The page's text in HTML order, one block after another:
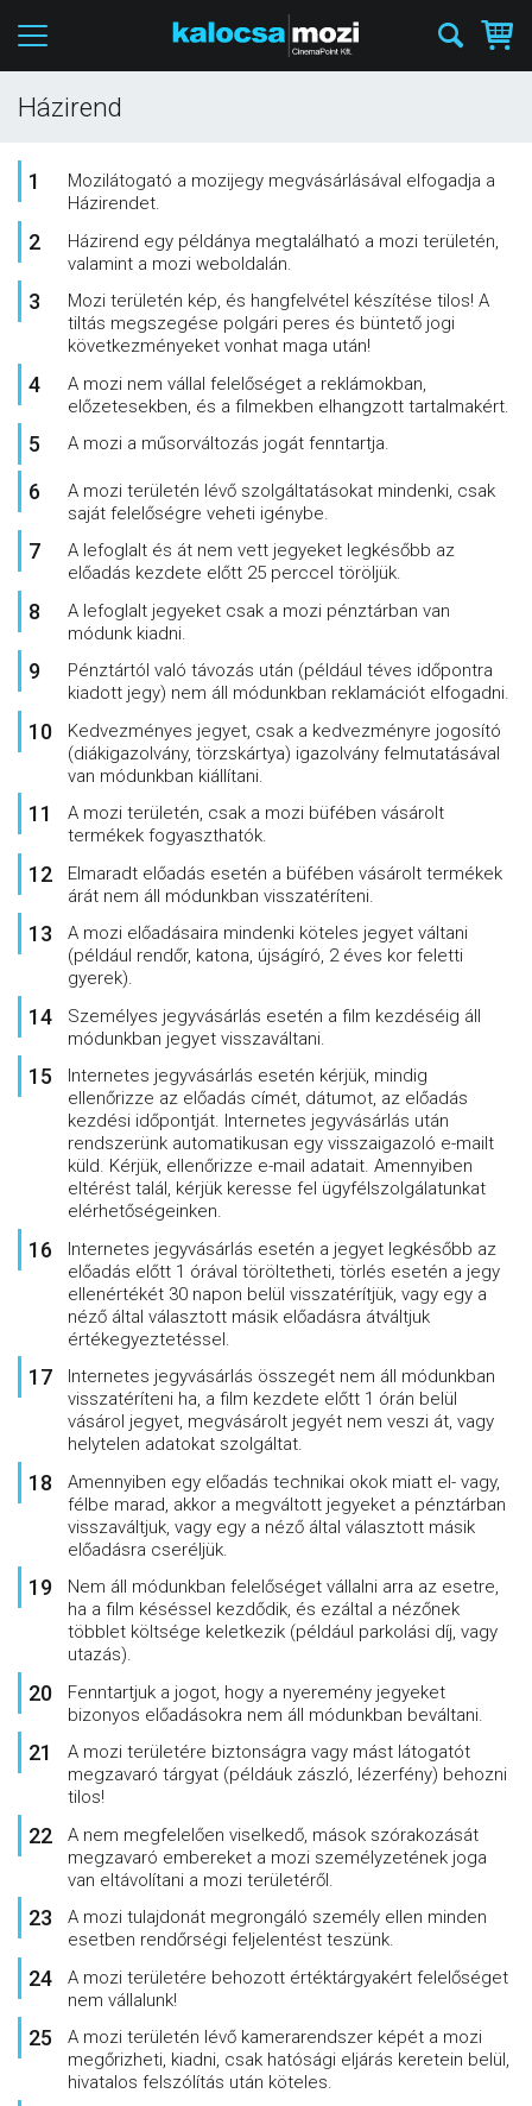
Házirend
Mozilátogató a mozijegy megvásárlásával elfogadja a
Házirendet.
Házirend egy példánya megtalálható a mozi területén,
valamint a mozi weboldalán.
Mozi területén kép, és hangfelvétel készítése tilos! A
tiltás megszegése polgári peres és büntető jogi
következményeket vonhat maga után!
A mozi nem vállal felelőséget a reklámokban,
előzetesekben, és a filmekben elhangzott tartalmakért.
A mozi a műsorváltozás jogát fenntartja.
A mozi területén lévő szolgáltatásokat mindenki, csak
saját felelőségre veheti igénybe.
A lefoglalt és át nem vett jegyeket legkésőbb az
előadás kezdete előtt 25 perccel töröljük.
A lefoglalt jegyeket csak a mozi pénztárban van
módunk kiadni.
Pénztártól való távozás után (például téves időpontra
kiadott jegy) nem áll módunkban reklamációt elfogadni.
Kedvezményes jegyet, csak a kedvezményre jogosító
(diákigazolvány, törzskártya) igazolvány felmutatásával
van módunkban kiállítani.
A mozi területén, csak a mozi büfében vásárolt
termékek fogyaszthatók.
Elmaradt előadás esetén a büfében vásárolt termékek
árát nem áll módunkban visszatéríteni.
A mozi előadásaira mindenki köteles jegyet váltani
(például rendőr, katona, újságíró, 2 éves kor feletti
gyerek).
Személyes jegyvásárlás esetén a film kezdéséig áll
módunkban jegyet visszaváltani.
Internetes jegyvásárlás esetén kérjük, mindig
ellenőrizze az előadás címét, dátumot, az előadás
kezdési időpontját. Internetes jegyvásárlás után
rendszerünk automatikusan egy visszaigazoló e-mailt
küld. Kérjük, ellenőrizze e-mail adatait. Amennyiben
eltérést talál, kérjük keresse fel ügyfélszolgálatunkat
elérhetőségeinken.
Internetes jegyvásárlás esetén a jegyet legkésőbb az
előadás előtt 1 órával töröltetheti, törlés esetén a jegy
ellenértékét 30 napon belül visszatérítjük, vagy egy a
néző által választott másik előadásra átváltjuk
értékegyeztetéssel.
Internetes jegyvásárlás összegét nem áll módunkban
visszatéríteni ha, a film kezdete előtt 1 órán belül
vásárol jegyet, megvásárolt jegyét nem veszi át, vagy
helytelen adatokat szolgáltat.
Amennyiben egy előadás technikai okok miatt el- vagy,
félbe marad, akkor a megváltott jegyeket a pénztárban
visszaváltjuk, vagy egy a néző által választott másik
előadásra cseréljük.
Nem áll módunkban felelőséget vállalni arra az esetre,
ha a film késéssel kezdődik, és ezáltal a nézőnek
többlet költsége keletkezik (például parkolási díj, vagy
utazás).
Fenntartjuk a jogot, hogy a nyeremény jegyeket
bizonyos előadásokra nem áll módunkban beváltani.
A mozi területére biztonságra vagy mást látogatót
megzavaró tárgyat (példáuk zászló, lézerfény) behozni
tilos!
A nem megfelelően viselkedő, mások szórakozását
megzavaró embereket a mozi személyzetének joga
van eltávolítani a mozi területéről.
A mozi tulajdonát megrongáló személy ellen minden
esetben rendőrségi feljelentést teszünk.
A mozi területére behozott értéktárgyakért felelőséget
nem vállalunk!
A mozi területén lévő kamerarendszer képét a mozi
megőrizheti, kiadni, csak hatósági eljárás keretein belül,
hivatalos felszólítás után köteles.